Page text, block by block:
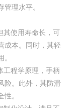
理水平。
其使用寿命长，可
成本。同时，其轻
工程学原理，手柄
险。此外，其防滑
。